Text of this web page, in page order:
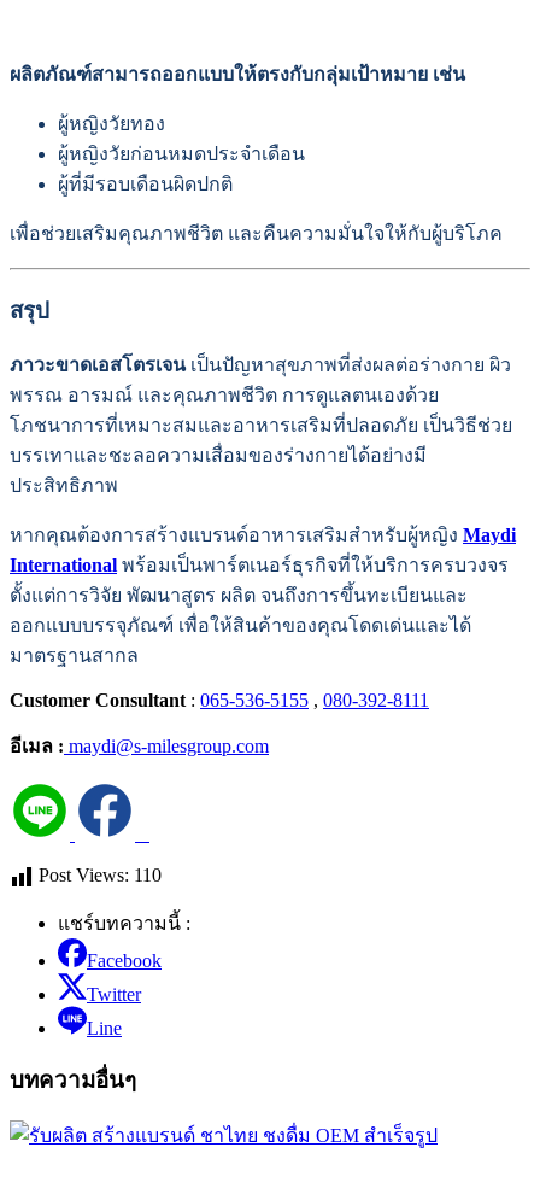
ผลิตภัณฑ์สามารถออกแบบให้ตรงกับกลุ่มเป้าหมาย เช่น
ผู้หญิงวัยทอง
ผู้หญิงวัยก่อนหมดประจำเดือน
ผู้ที่มีรอบเดือนผิดปกติ
เพื่อช่วยเสริมคุณภาพชีวิต และคืนความมั่นใจให้กับผู้บริโภค
สรุป
ภาวะขาดเอสโตรเจนเป็นปัญหาสุขภาพที่ส่งผลต่อร่างกาย ผิว
พรรณ อารมณ์ และคุณภาพชีวิต การดูแลตนเองด้วย
โภชนาการที่เหมาะสมและอาหารเสริมที่ปลอดภัย เป็นวิธีช่วย
บรรเทาและชะลอความเสื่อมของร่างกายได้อย่างมี
ประสิทธิภาพ
หากคุณต้องการสร้างแบรนด์อาหารเสริมสำหรับผู้หญิง Maydi
International พร้อมเป็นพาร์ตเนอร์ธุรกิจที่ให้บริการครบวงจร
ตั้งแต่การวิจัย พัฒนาสูตร ผลิต จนถึงการขึ้นทะเบียนและ
ออกแบบบรรจุภัณฑ์ เพื่อให้สินค้าของคุณโดดเด่นและได้
มาตรฐานสากล
Customer Consultant : 065-536-5155 , 080-392-8111
อีเมล : maydi@s-milesgroup.com
Post Views: 110
แชร์บทความนี้ :
Facebook
Twitter
Line
บทความอื่นๆ